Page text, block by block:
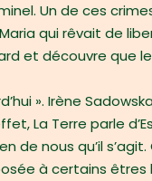
Un de ces
qui rêvait de
et découvre que
». Irène
La Terre parle
de nous qu’il
à certains êtres